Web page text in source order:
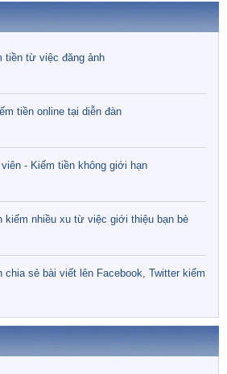
tiền từ việc đăng ảnh
tiền online tại diễn đàn
- Kiếm tiền không giới hạn
kiếm nhiều xu từ việc giới thiệu bạn bè
chia sẻ bài viết lên Facebook, Twitter kiếm